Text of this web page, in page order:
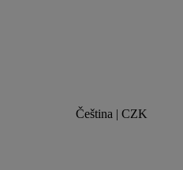
Čeština | CZK